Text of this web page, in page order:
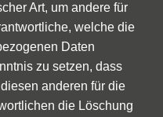
Art, um andere für
welche die
Daten
zu setzen, dass
anderen für die
die Löschung